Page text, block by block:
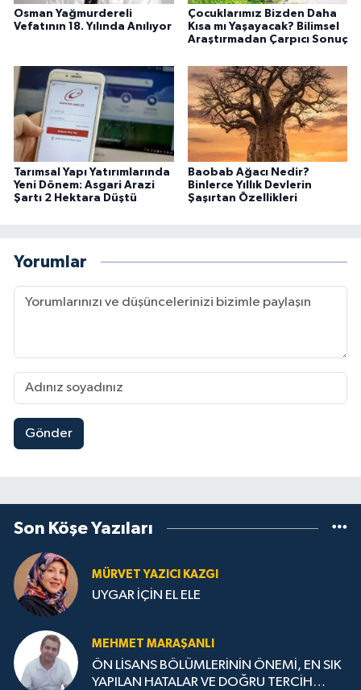
Osman Yağmurdereli
Vefatının 18. Yılında Anılıyor
Çocuklarımız Bizden Daha
Kısa mı Yaşayacak? Bilimsel
Araştırmadan Çarpıcı Sonuç
Tarımsal Yapı Yatırımlarında
Yeni Dönem: Asgari Arazi
Şartı 2 Hektara Düştü
Baobab Ağacı Nedir?
Binlerce Yıllık Devlerin
Şaşırtan Özellikleri
Yorumlar
Gönder
Son Köşe Yazıları
MÜRVET YAZICI KAZGI
UYGAR İÇİN EL ELE
MEHMET MARAŞANLI
ÖN LİSANS BÖLÜMLERİNİN ÖNEMİ, EN SIK
YAPILAN HATALAR VE DOĞRU TERCİH